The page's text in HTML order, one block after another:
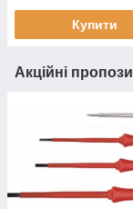
1,2 кг
Купити
Акційні